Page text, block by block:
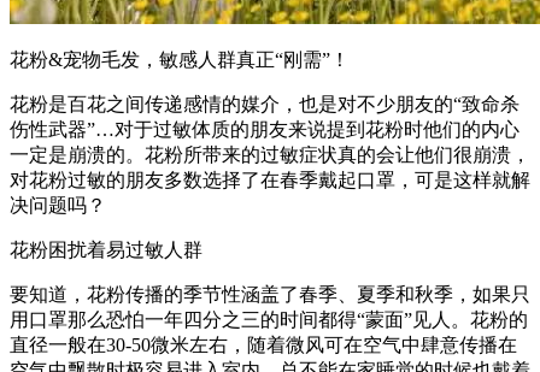
花粉&宠物毛发，敏感人群真正“刚需”！
花粉是百花之间传递感情的媒介，也是对不少朋友的“致命杀
伤性武器”…对于过敏体质的朋友来说提到花粉时他们的内心
一定是崩溃的。花粉所带来的过敏症状真的会让他们很崩溃，
对花粉过敏的朋友多数选择了在春季戴起口罩，可是这样就解
决问题吗？
花粉困扰着易过敏人群
要知道，花粉传播的季节性涵盖了春季、夏季和秋季，如果只
用口罩那么恐怕一年四分之三的时间都得“蒙面”见人。花粉的
直径一般在30-50微米左右，随着微风可在空气中肆意传播在